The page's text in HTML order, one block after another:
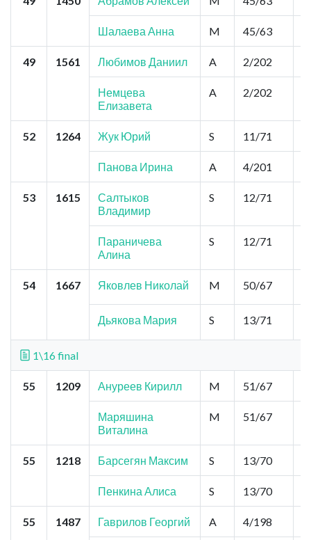
Шалаева Анна M 45/63
49 1561 Любимов Даниил A 2/202
Немцева
Елизавета
A 2/202
52 1264 Жук Юрий S 11/71
Панова Ирина A 4/201
53 1615
Салтыков
Владимир
S 12/71
Параничева
Алина
S 12/71
54 1667 Яковлев Николай M 50/67
Дьякова Мария S 13/71
1\16 final
55 1209 Ануреев Кирилл M 51/67
Маряшина
Виталина
M 51/67
55 1218 Барсегян Максим S 13/70
Пенкина Алиса S 13/70
55 1487 Гаврилов Георгий A 4/198